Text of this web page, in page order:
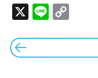
X Line